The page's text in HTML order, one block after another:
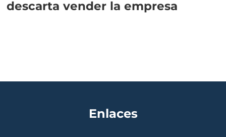
descarta vender la empresa
Enlaces